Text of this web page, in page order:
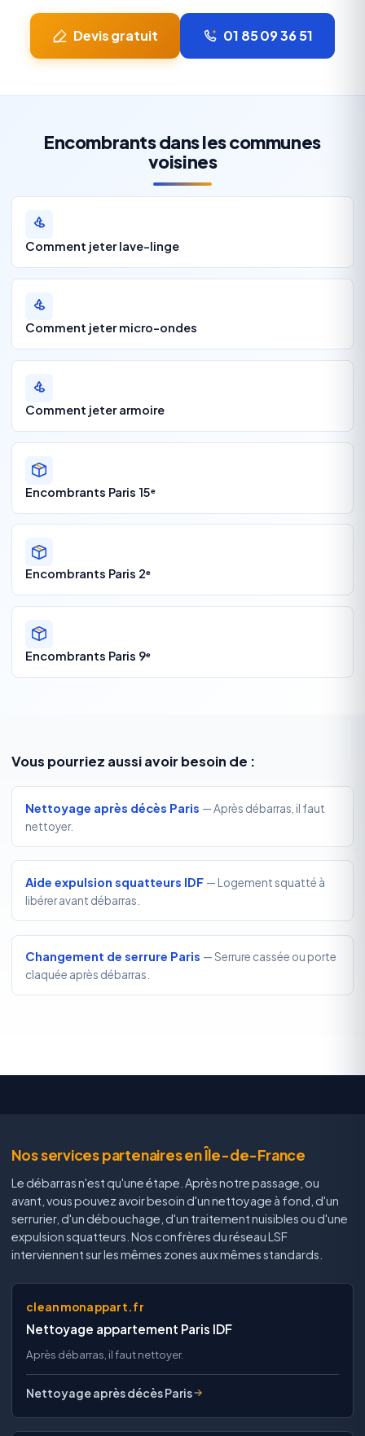
Devis gratuit 01 85 09 36 51
Encombrants dans les communes
voisines
Comment jeter lave-linge
Comment jeter micro-ondes
Comment jeter armoire
Encombrants Paris 15ᵉ
Encombrants Paris 2ᵉ
Encombrants Paris 9ᵉ
Vous pourriez aussi avoir besoin de :
Nettoyage après décès Paris — Après débarras, il faut
nettoyer.
Aide expulsion squatteurs IDF — Logement squatté à
libérer avant débarras.
Changement de serrure Paris — Serrure cassée ou porte
claquée après débarras.
Nos services partenaires en Île-de-France
Le débarras n'est qu'une étape. Après notre passage, ou
avant, vous pouvez avoir besoin d'un nettoyage à fond, d'un
serrurier, d'un débouchage, d'un traitement nuisibles ou d'une
expulsion squatteurs. Nos confrères du réseau LSF
interviennent sur les mêmes zones aux mêmes standards.
cleanmonappart.fr
Nettoyage appartement Paris IDF
Après débarras, il faut nettoyer.
Nettoyage après décès Paris